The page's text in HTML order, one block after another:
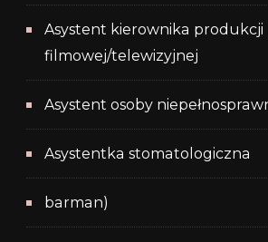
Asystent kierownika produkcji
filmowej/telewizyjnej
Asystent osoby
Asystentka stomatologiczna
barman)